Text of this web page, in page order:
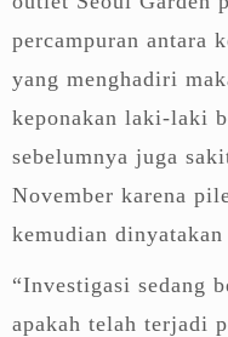
percampuran antara
yang menghadiri
keponakan laki-laki
sebelumnya juga
November karena
kemudian
“Investigasi sedang
apakah telah terjadi